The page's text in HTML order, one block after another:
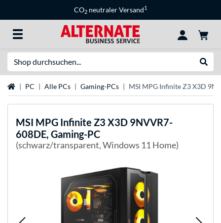
CO2 neutraler Versand1
Startseite
PC Alle PCs Gaming-PCs MSI MPG Infinite Z3 X3D
MSI MPG Infinite Z3 X3D 9NVVR7-
608DE, Gaming-PC
(schwarz/transparent, Windows 11 Home)